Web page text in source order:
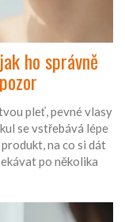
ho správně
pleť, pevné vlasy
se vstřebává lépe
na co si dát
po několika